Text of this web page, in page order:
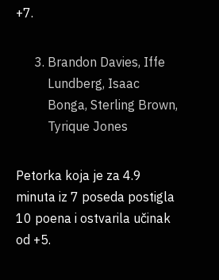
+7.
Brandon Davies, Iffe
Lundberg, Isaac
Bonga, Sterling Brown,
Tyrique Jones
Petorka koja je za 4.9
minuta iz 7 poseda postigla
10 poena i ostvarila učinak
od +5.